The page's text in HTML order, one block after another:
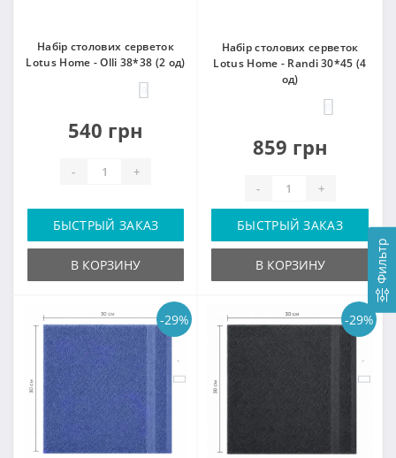
Фильтр
Набір столових серветок
Lotus Home - Olli 38*38 (2 од)
540 грн
- +
БЫСТРЫЙ ЗАКАЗ
В КОРЗИНУ
Набір столових серветок
Lotus Home - Randi 30*45 (4
од)
859 грн
- +
БЫСТРЫЙ ЗАКАЗ
В КОРЗИНУ
-29% -29%